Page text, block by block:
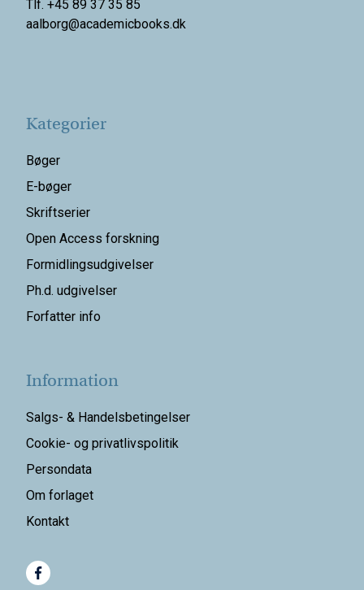
Tlf. +45 89 37 35 85
aalborg@academicbooks.dk
Kategorier
Bøger
E-bøger
Skriftserier
Open Access forskning
Formidlingsudgivelser
Ph.d. udgivelser
Forfatter info
Information
Salgs- & Handelsbetingelser
Cookie- og privatlivspolitik
Persondata
Om forlaget
Kontakt